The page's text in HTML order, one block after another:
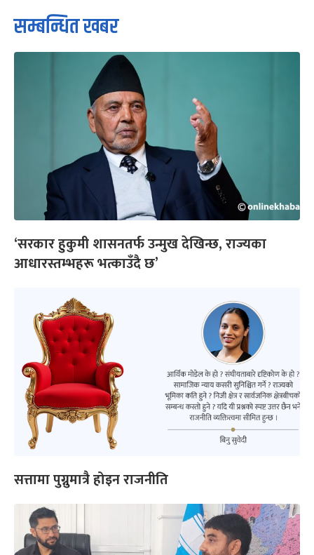
सम्बन्धित खबर
‘सरकार हुकुमी शासनतर्फ उन्मुख देखिन्छ, राज्यका
आधारस्तम्भहरू भत्काउँदै छ’
सत्तामा पुग्नुमात्रै होइन राजनीति